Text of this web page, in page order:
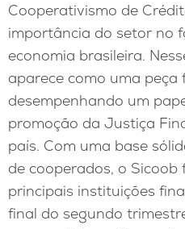
Cooperativismo de
importância do setor no
economia brasileira.
aparece como uma peça
desempenhando um
promoção da Justiça
país. Com uma base
de cooperados, o
principais instituições
final do segundo